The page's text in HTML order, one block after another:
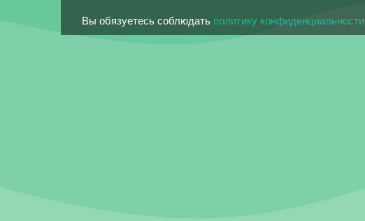
Вы обязуетесь соблюдать политику конфиденциальности